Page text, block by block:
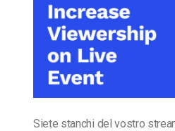
Siete stanchi del vostro